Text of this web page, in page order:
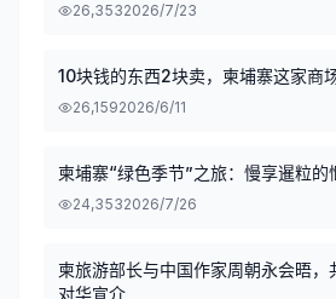
26,3532026/7/23
10块钱的东西2块卖，柬埔寨这家商
26,1592026/6/11
柬埔寨“绿色季节”之旅：慢享暹粒的
24,3532026/7/26
柬旅游部长与中国作家周朝永会晤，
对华宣介